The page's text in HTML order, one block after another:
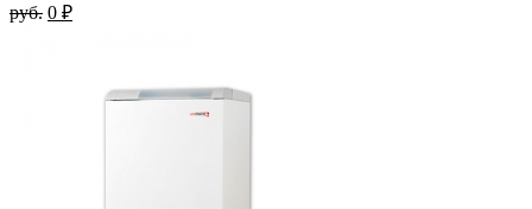
руб. 0 ₽